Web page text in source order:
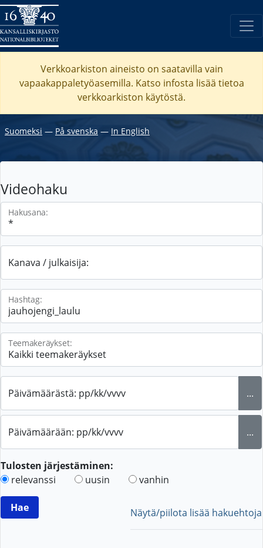
Verkkoarkiston aineisto on saatavilla vain
vapaakappaletyöasemilla. Katso infosta lisää tietoa
verkkoarkiston käytöstä.
Suomeksi ― På svenska ― In English
Videohaku
Hakusana:
Kanava / julkaisija:
Hashtag:
Teemakeräykset:
Päivämäärästä: pp/kk/vvvv ...
Päivämäärään: pp/kk/vvvv ...
Tulosten järjestäminen:
relevanssi
uusin vanhin
Näytä/piilota lisää hakuehtoja